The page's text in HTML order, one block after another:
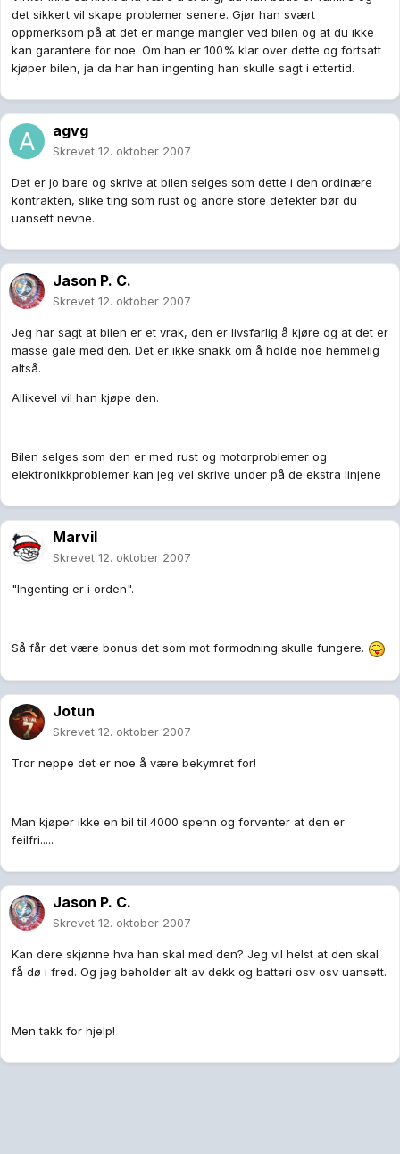
det sikkert vil skape problemer senere. Gjør han svært
oppmerksom på at det er mange mangler ved bilen og at du ikke
kan garantere for noe. Om han er 100% klar over dette og fortsatt
kjøper bilen, ja da har han ingenting han skulle sagt i ettertid.
agvg
Skrevet 12. oktober 2007
Det er jo bare og skrive at bilen selges som dette i den ordinære
kontrakten, slike ting som rust og andre store defekter bør du
uansett nevne.
Jason P. C.
Skrevet 12. oktober 2007
Jeg har sagt at bilen er et vrak, den er livsfarlig å kjøre og at det er
masse gale med den. Det er ikke snakk om å holde noe hemmelig
altså.
Allikevel vil han kjøpe den.
Bilen selges som den er med rust og motorproblemer og
elektronikkproblemer kan jeg vel skrive under på de ekstra linjene
Marvil
Skrevet 12. oktober 2007
"Ingenting er i orden".
Så får det være bonus det som mot formodning skulle fungere.
Jotun
Skrevet 12. oktober 2007
Tror neppe det er noe å være bekymret for!
Man kjøper ikke en bil til 4000 spenn og forventer at den er
feilfri.....
Jason P. C.
Skrevet 12. oktober 2007
Kan dere skjønne hva han skal med den? Jeg vil helst at den skal
få dø i fred. Og jeg beholder alt av dekk og batteri osv osv uansett.
Men takk for hjelp!